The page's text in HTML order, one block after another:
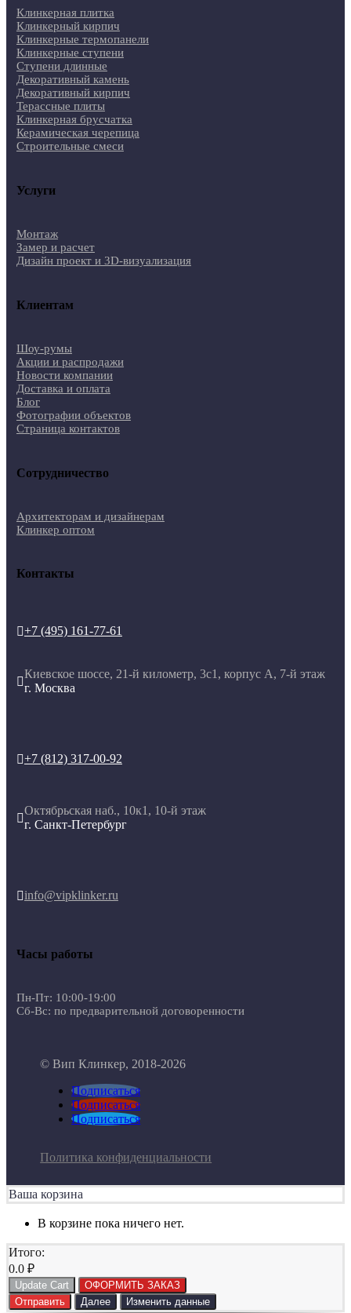
Клинкерная плитка
Клинкерный кирпич
Клинкерные термопанели
Клинкерные ступени
Ступени длинные
Декоративный камень
Декоративный кирпич
Терассные плиты
Клинкерная брусчатка
Керамическая черепица
Строительные смеси
Услуги
Монтаж
Замер и расчет
Дизайн проект и 3D-визуализация
Клиентам
Шоу-румы
Акции и распродажи
Новости компании
Доставка и оплата
Блог
Фотографии объектов
Страница контактов
Сотрудничество
Архитекторам и дизайнерам
Клинкер оптом
Контакты
+7 (495) 161-77-61

Киевское шоссе, 21-й километр, 3с1, корпус А, 7-й этаж
г. Москва
+7 (812) 317-00-92

Октябрьская наб., 10к1, 10-й этаж
г. Санкт-Петербург
info@vipklinker.ru
Часы работы
Пн-Пт: 10:00-19:00
Сб-Вс: по предварительной договоренности
© Вип Клинкер, 2018-2026
Подписаться
Подписаться
Подписаться
Политика конфиденциальности
Ваша корзина
В корзине пока ничего нет.
Итого:
0.0 ₽
Update Cart
ОФОРМИТЬ ЗАКАЗ
Отправить
Далее Изменить данные